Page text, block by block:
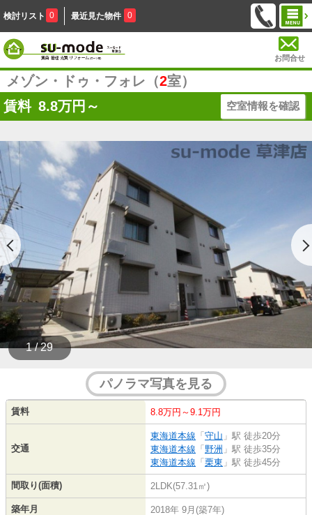
検討リスト 0 最近見た物件 0
お問合せ
メゾン・ドゥ・フォレ（2室）
賃料 8.8万円～ 空室情報を確認
1 / 29
パノラマ写真を見る
賃料 8.8万円～9.1万円
交通
東海道本線 「 守山 」駅 徒歩20分
東海道本線 「 野洲 」駅 徒歩35分
東海道本線 「 栗東 」駅 徒歩45分
間取り(面積) 2LDK(57.31㎡)
築年月 2018年 9月(築7年)